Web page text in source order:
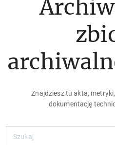
Znajdziesz tu akta,
dokumentację